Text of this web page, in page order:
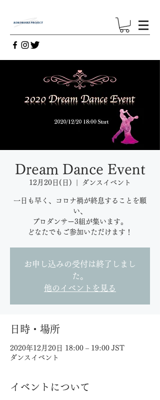
Dream Dance Event
12月20日(日) ダンスイベント
一日も早く、コロナ禍が終息することを願
い、
プロダンサー3組が集います。
どなたでもご参加いただけます！
お申し込みの受付は終了しまし
た。
他のイベントを見る
日時・場所
2020年12月20日 18:00 – 19:00 JST
ダンスイベント
イベントについて